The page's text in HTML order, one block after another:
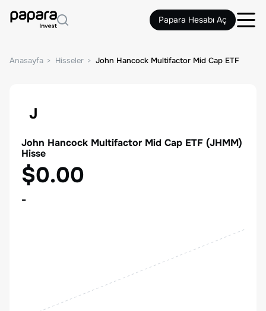
Papara Hesabı Aç
Anasayfa Hisseler John Hancock Multifactor Mid Cap ETF
J
John Hancock Multifactor Mid Cap ETF (JHMM)
Hisse
$0.00
-